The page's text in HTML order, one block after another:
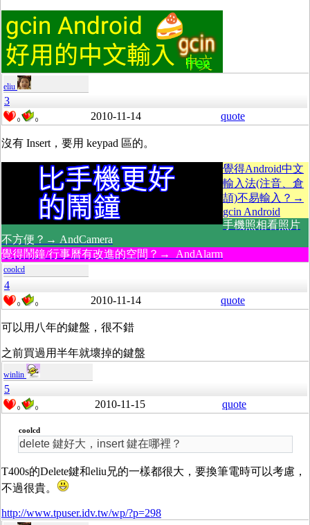
eliu
3
0 0 2010-11-14 quote
沒有 Insert，要用 keypad 區的。
覺得Android中文
輸入法(注音、倉
頡)不易輸入？→
gcin Android
手機照相看照片
不方便？→ AndCamera
覺得鬧鐘/行事曆有改進的空間？→ AndAlarm
coolcd
4
0 0 2010-11-14 quote
可以用八年的鍵盤，很不錯
之前買過用半年就壞掉的鍵盤
winlin
5
0 0 2010-11-15 quote
coolcd
delete 鍵好大，insert 鍵在哪裡？
T400s的Delete鍵和eliu兄的一樣都很大，要換筆電時可以考慮，
不過很貴。
http://www.tpuser.idv.tw/wp/?p=298